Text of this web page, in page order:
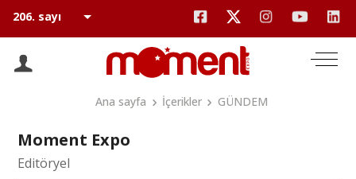
Ana sayfa İçerikler GÜNDEM
Moment Expo
Editöryel